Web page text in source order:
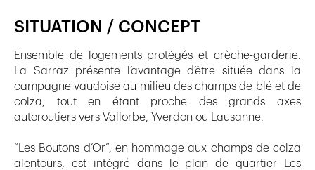
SITUATION / CONCEPT
Ensemble de logements protégés et crèche-garderie.
La Sarraz présente l’avantage d’être située dans la
campagne vaudoise au milieu des champs de blé et de
colza, tout en étant proche des grands axes
autoroutiers vers Vallorbe, Yverdon ou Lausanne.
“Les Boutons d’Or”, en hommage aux champs de colza
alentours, est intégré dans le plan de quartier Les